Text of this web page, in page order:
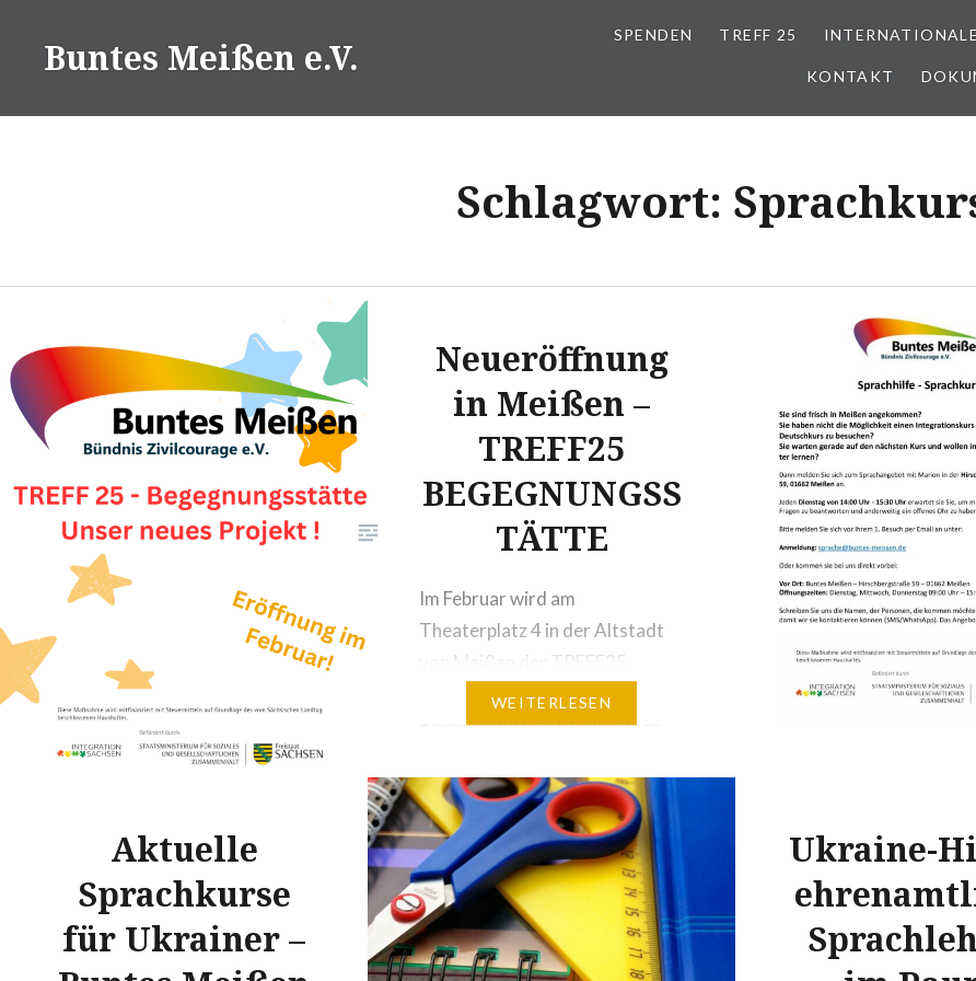
InhaltBuntes Meißen e.V.
SPENDEN TREFF 25
KONTAKT
Schlagwort:
Neueröffnung
in Meißen –
TREFF25
BEGEGNUNGSS
TÄTTE
Im Februar wird am
Theaterplatz 4 in der Altstadt
von Meißen der TREFF25
eröffnen, eine
Begegnungsstätte unter dem
Meißen e.V. An diesem Ort
heißen wir alle Menschen
willkommen, die Austausch und
Begegnung suchen. Vormittags
gibt es vor allem Angebote für
Menschen, die die deutsche
WEITERLESEN
Aktuelle
Sprachkurse
für Ukrainer –
Ukraine-